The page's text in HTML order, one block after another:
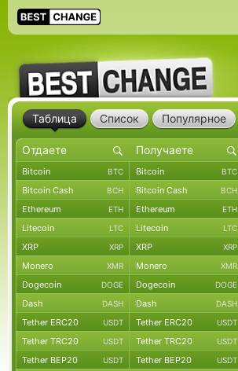
Таблица Список Популярное
Bitcoin BTC Bitcoin BTC
Bitcoin Cash BCH Bitcoin Cash BCH
Ethereum ETH Ethereum ETH
Litecoin LTC Litecoin LTC
XRP XRP XRP XRP
Monero XMR Monero XMR
Dogecoin DOGE Dogecoin DOGE
Dash DASH Dash DASH
Tether ERC20 USDT Tether ERC20 USDT
Tether TRC20 USDT Tether TRC20 USDT
Tether BEP20 USDT Tether BEP20 USDT